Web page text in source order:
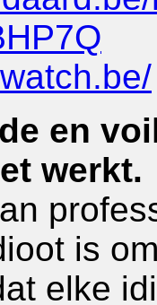
en
werkt.
is
elke